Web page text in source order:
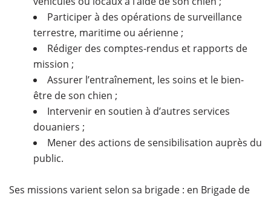
Participer à des opérations de surveillance
terrestre, maritime ou aérienne ;
Rédiger des comptes-rendus et rapports de
mission ;
Assurer l’entraînement, les soins et le bien-
être de son chien ;
Intervenir en soutien à d’autres services
douaniers ;
Mener des actions de sensibilisation auprès du
public.
Ses missions varient selon sa brigade : en Brigade de